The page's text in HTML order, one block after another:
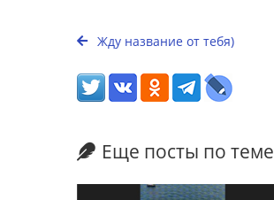
Жду название от тебя)
Еще посты по теме